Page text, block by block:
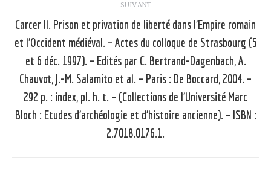
SUIVANT
Article
suivant
:
Carcer II. Prison et privation de liberté dans l’Empire romain
et l’Occident médiéval. – Actes du colloque de Strasbourg (5
et 6 déc. 1997). – Edités par C. Bertrand-Dagenbach, A.
Chauvot, J.-M. Salamito et al. – Paris : De Boccard, 2004. –
292 p. : index, pl. h. t. – (Collections de l’Université Marc
Bloch : Etudes d’archéologie et d’histoire ancienne). – ISBN :
2.7018.0176.1.